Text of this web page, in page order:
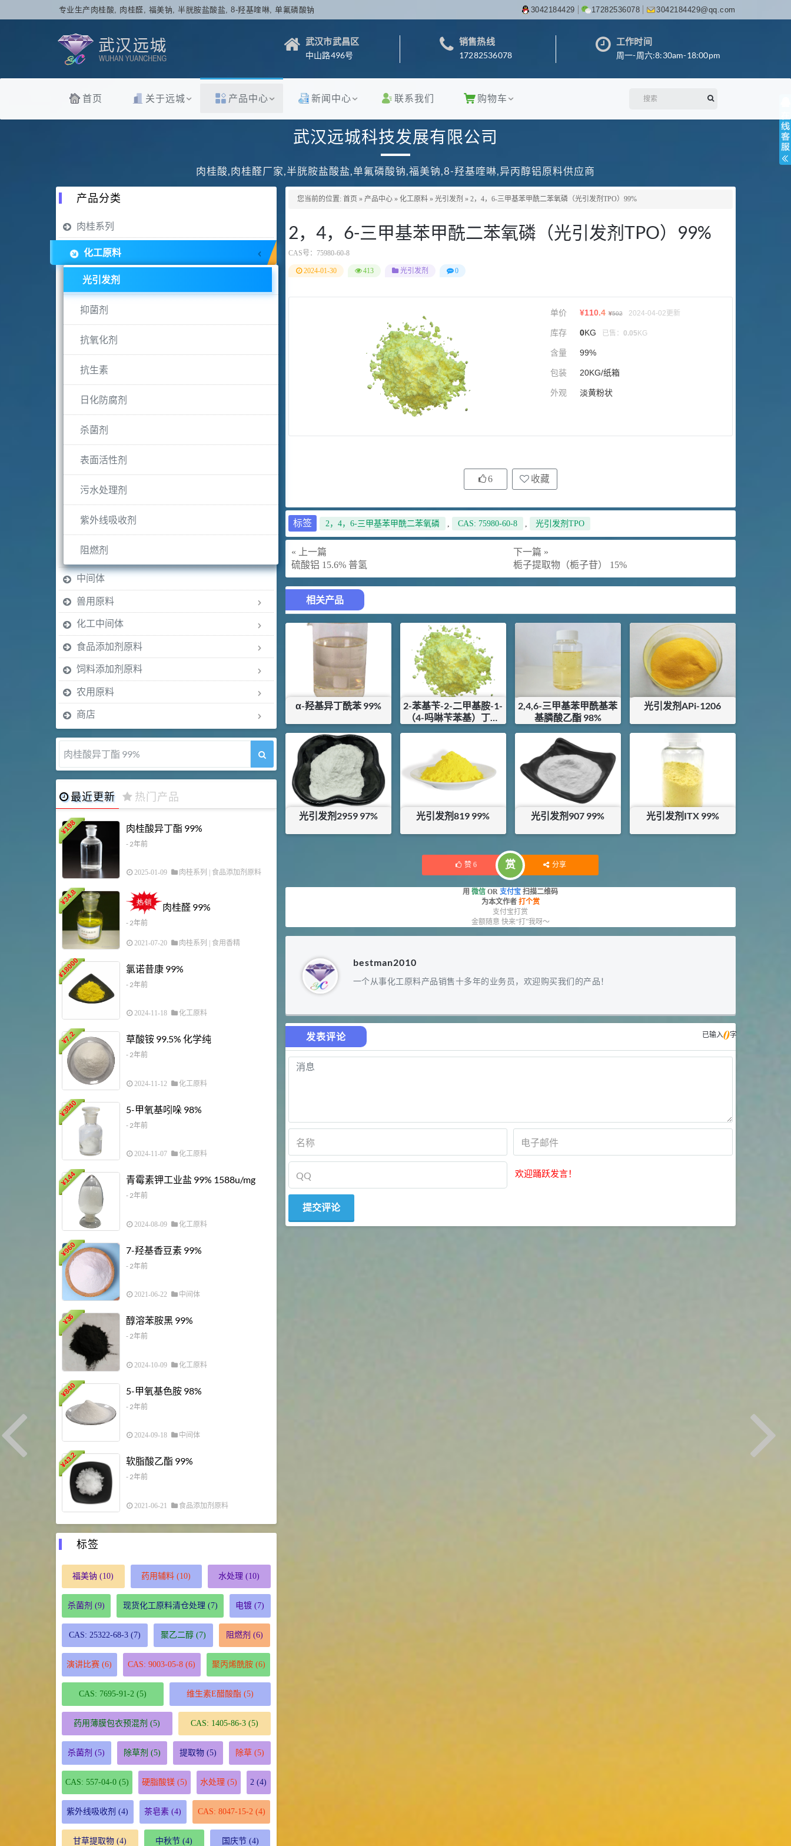
专业生产肉桂酸, 肉桂醛, 福美钠, 半胱胺盐酸盐, 8-羟基喹啉, 单氟磷酸钠 3042184429 17282536078 3042184429@qq.com
武汉市武昌区
中山路496号
销售热线
17282536078
工作时间
周一-周六:8:30am-18:00pm
首页 关于远城 产品中心 新闻中心 联系我们 购物车
武汉远城科技发展有限公司
肉桂酸,肉桂醛厂家,半胱胺盐酸盐,单氟磷酸钠,福美钠,8-羟基喹啉,异丙醇铝原料供应商
您当前的位置: 首页 » 产品中心 » 化工原料 » 光引发剂 » 2，4，6-三甲基苯甲酰二苯氧磷（光引发剂TPO）99%
2，4，6-三甲基苯甲酰二苯氧磷（光引发剂TPO）99%
CAS号： 75980-60-8
2024-01-30 413 光引发剂 0
单价 ¥110.4 ¥502 2024-04-02更新
库存 0KG 已售： 0.05 KG
含量 99%
包装 20KG/纸箱
外观 淡黄粉状
6 收藏
标签 2，4，6-三甲基苯甲酰二苯氧磷 , CAS: 75980-60-8 , 光引发剂TPO
« 上一篇
硫酸铝 15.6% 普氢
下一篇 »
栀子提取物（栀子苷） 15%
相关产品
α-羟基异丁酰苯 99%
¥100
库存：0KG
2-苯基苄-2-二甲基胺-1-
（4-吗啉苄苯基）丁酮
¥135
2,4,6-三甲基苯甲酰基苯
基膦酸乙酯 98%
¥127
光引发剂APi-1206
¥2640
库存：
0KG
光引发剂2959 97% 光引发剂819 99% 光引发剂907 99% 光引发剂ITX 99%
赞 6 赏 分享
用 微信 OR 支付宝 扫描二维码
为本文作者 打个赏
支付宝打赏
金额随意 快来“打”我呀～
bestman2010
一个从事化工原料产品销售十多年的业务员，欢迎购买我们的产品！
发表评论 已输入0字
欢迎踊跃发言！
产品分类
肉桂系列
化工原料
光引发剂
抑菌剂
抗氧化剂
抗生素
日化防腐剂
杀菌剂
表面活性剂
污水处理剂
紫外线吸收剂
阻燃剂
中间体
兽用原料
化工中间体
食品添加剂原料
饲料添加剂原料
农用原料
商店
肉桂醛 99%
最近更新 热门产品
¥
198 肉桂酸异丁酯 99%
- 2年前
2025-01-09 肉桂系列 食品添加剂原料
¥
34.8
肉桂醛 99%
- 2年前
2021-07-20 肉桂系列 | 食用香精
¥
18000 氯诺昔康 99%
- 2年前
2024-11-18 化工原料
¥
7.2 草酸铵 99.5% 化学纯
- 2年前
2024-11-12 化工原料
¥
3840 5-甲氧基吲哚 98%
- 2年前
2024-11-07 化工原料
¥
144 青霉素钾工业盐 99% 1588u/mg
- 2年前
2024-08-09 化工原料
¥
960 7-羟基香豆素 99%
- 2年前
2021-06-22 中间体
¥
36 醇溶苯胺黑 99%
- 2年前
2024-10-09 化工原料
¥
840 5-甲氧基色胺 98%
- 2年前
2024-09-18 中间体
¥
43.2 软脂酸乙酯 99%
- 2年前
2021-06-21 食品添加剂原料
饲料添加剂原料
多效唑 90%
浏览量 - 4.4w
2021-07-07 植物生长调节剂
4
浏览量 - 1.98w
99.5%
2021-06-19 化工原料
2021-05-30
标签
福美钠 (10) 药用辅料 (10) 水处理 (10)
杀菌剂 (9) 现货化工原料清仓处理 (7) 电镀 (7)
CAS: 25322-68-3(7) 聚乙二醇(7) 阻燃剂 (6)
演讲比赛 (6) CAS: 9003-05-8 (6) 聚丙烯酰胺(6)
CAS: 7695-91-2 (5) 维生素E醋酸酯(5)
药用薄膜包衣预混剂 (5) CAS: 1405-86-3(5)
杀菌剂 (5) 除草剂 (5) 提取物(5) 除草(5)
CAS: 557-04-0(5) 硬脂酸镁(5) 水处理 (5) 2 (4)
紫外线吸收剂 (4) 茶皂素 (4) CAS: 8047-15-2 (4)
甘草提取物 (4) 中秋节 (4) 国庆节(4)